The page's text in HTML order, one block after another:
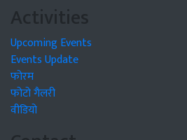
Activities
Upcoming Events
Events Update
फोरम
फोटो गैलरी
वीडियो